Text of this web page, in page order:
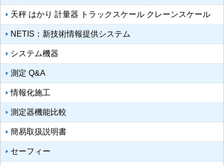
天秤 はかり 計量器 トラックスケール クレーンスケール
NETIS：新技術情報提供システム
システム機器
測定 Q&A
情報化施工
測定器機能比較
簡易取扱説明書
セーフィー